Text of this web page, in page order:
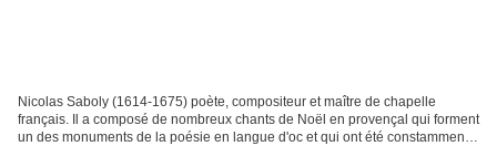
Nicolas Saboly (1614-1675) poète, compositeur et maître de chapelle
français. Il a composé de nombreux chants de Noël en provençal qui forment
un des monuments de la poésie en langue d'oc et qui ont été constamment